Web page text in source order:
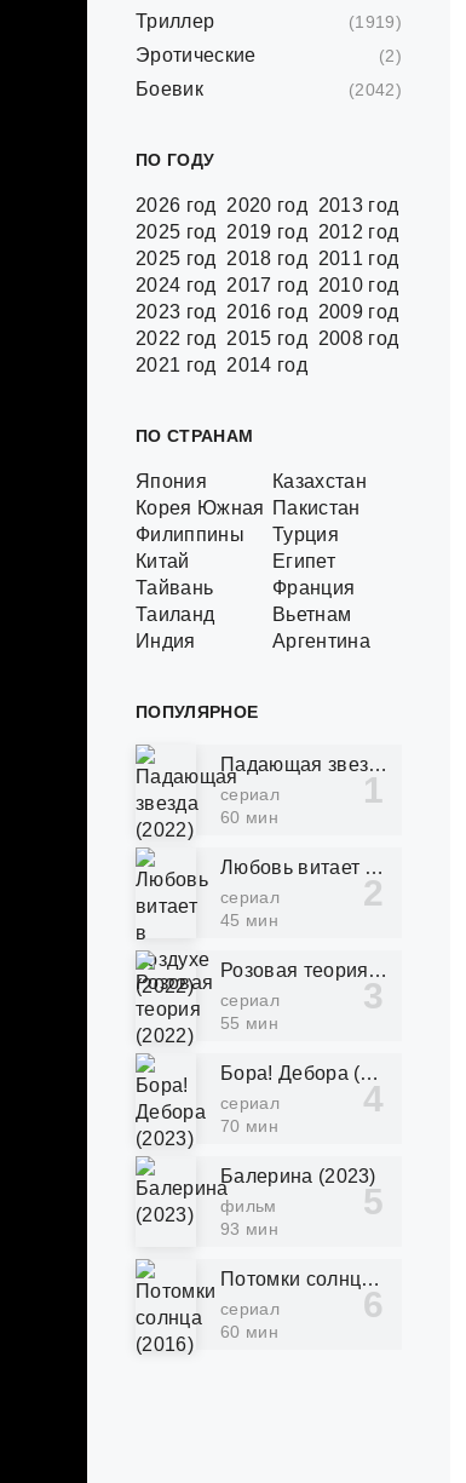
Триллер (1919)
Эротические (2)
Боевик (2042)
ПО ГОДУ
2026 год
2025 год
2025 год
2024 год
2023 год
2022 год
2021 год
2020 год
2019 год
2018 год
2017 год
2016 год
2015 год
2014 год
2013 год
2012 год
2011 год
2010 год
2009 год
2008 год
ПО СТРАНАМ
Япония
Корея Южная
Филиппины
Китай
Тайвань
Таиланд
Индия
Казахстан
Пакистан
Турция
Египет
Франция
Вьетнам
Аргентина
ПОПУЛЯРНОЕ
Падающая звезда (2022)
сериал
60 мин
Любовь витает в воздухе (2022)
сериал
45 мин
Розовая теория (2022)
сериал
55 мин
Бора! Дебора (2023)
сериал
70 мин
Балерина (2023)
фильм
93 мин
Потомки солнца (2016)
сериал
60 мин